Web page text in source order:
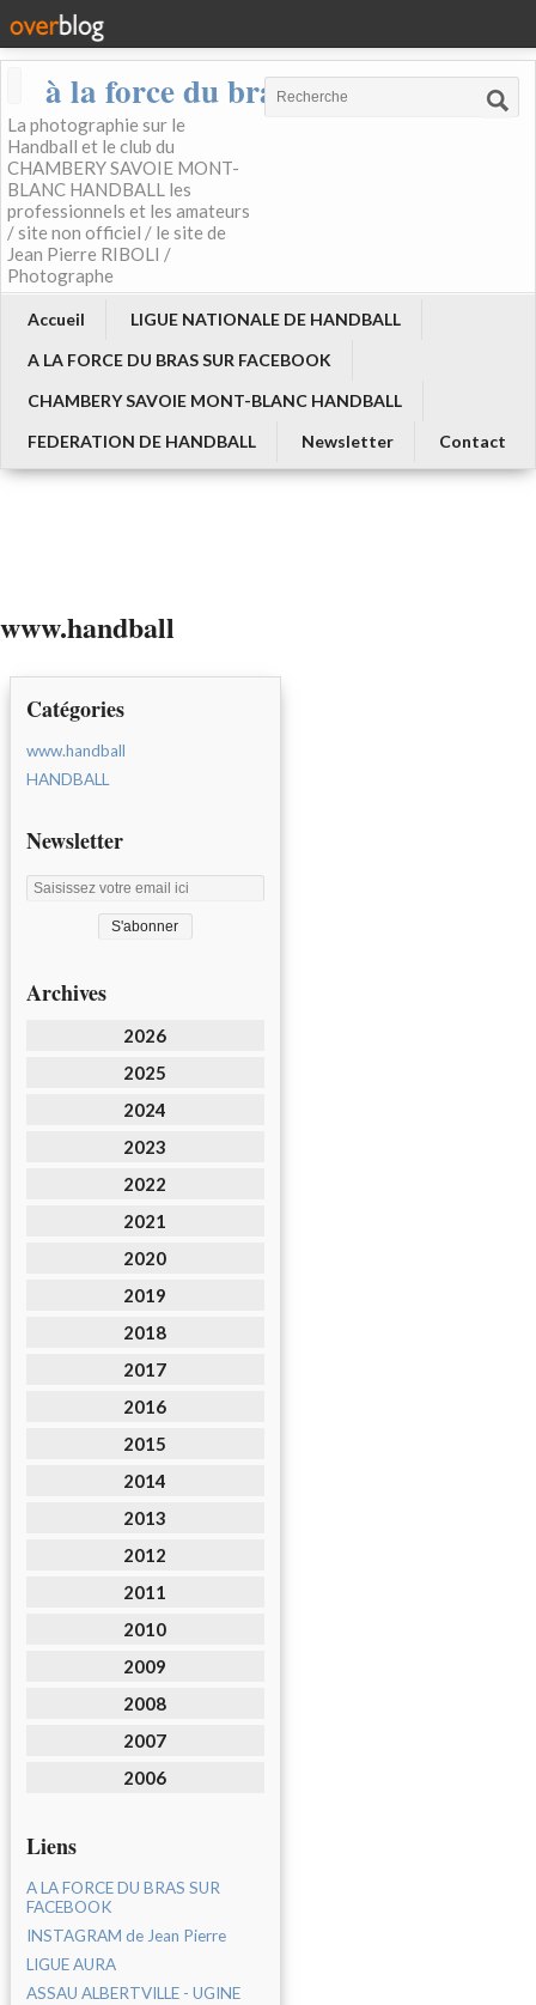
à la force du bras
La photographie sur le
Handball et le club du
CHAMBERY SAVOIE MONT-
BLANC HANDBALL les
professionnels et les amateurs
/ site non officiel / le site de
Jean Pierre RIBOLI /
Photographe
Accueil
LIGUE NATIONALE DE HANDBALL
A LA FORCE DU BRAS SUR FACEBOOK
CHAMBERY SAVOIE MONT-BLANC HANDBALL
FEDERATION DE HANDBALL
Newsletter Contact
www.handball
Catégories
www.handball
HANDBALL
Newsletter
Archives
2026
2025
2024
2023
2022
2021
2020
2019
2018
2017
2016
2015
2014
2013
2012
2011
2010
2009
2008
2007
2006
Liens
A LA FORCE DU BRAS SUR
FACEBOOK
INSTAGRAM de Jean Pierre
LIGUE AURA
ASSAU ALBERTVILLE - UGINE